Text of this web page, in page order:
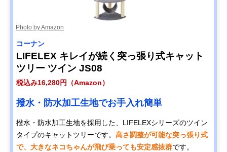
Photo by Amazon
コーナン
LIFELEX キレイが続く突っ張り式キャット
ツリー ツイン JS08
税込み16,280円（Amazon）
撥水・防水加工生地でお手入れ簡単
撥水・防水加工生地を採用した、LIFELEXシリーズのツイン
タイプのキャットツリーです。 高さ調整が可能な突っ張り式
で、大きなネコちゃんが飛び乗っても安定感抜群です。